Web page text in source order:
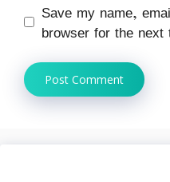
Save my name,
browser for the